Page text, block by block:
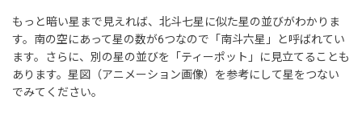
もっと暗い星まで見えれば、北斗七星に似た星の並びがわかりま
す。南の空にあって星の数が6つなので「南斗六星」と呼ばれてい
ます。さらに、別の星の並びを「ティーポット」に見立てることも
あります。星図（アニメーション画像）を参考にして星をつない
でみてください。